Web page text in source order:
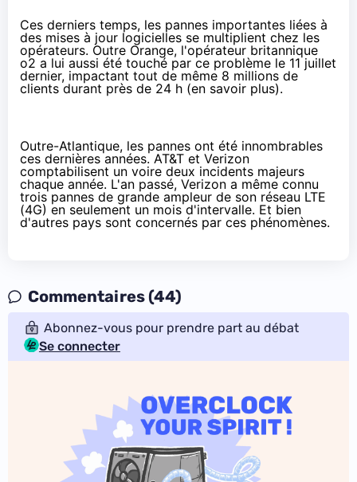
Ces derniers temps, les pannes importantes liées à
des mises à jour logicielles se multiplient chez les
opérateurs. Outre Orange, l'opérateur britannique
o2 a lui aussi été touché par ce problème le 11 juillet
dernier, impactant tout de même 8 millions de
clients durant près de 24 h (en savoir plus).
Outre-Atlantique, les pannes ont été innombrables
ces dernières années. AT&T et Verizon
comptabilisent un voire deux incidents majeurs
chaque année. L'an passé, Verizon a même connu
trois pannes de grande ampleur de son réseau LTE
(4G) en seulement un mois d'intervalle. Et bien
d'autres pays sont concernés par ces phénomènes.
Commentaires (44)
Abonnez-vous pour prendre part au débat
Se connecter